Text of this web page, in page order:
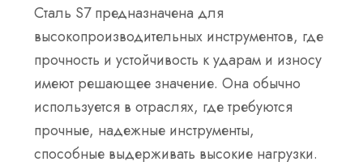
Сталь S7 предназначена для
высокопроизводительных инструментов, где
прочность и устойчивость к ударам и износу
имеют решающее значение. Она обычно
используется в отраслях, где требуются
прочные, надежные инструменты,
способные выдерживать высокие нагрузки.